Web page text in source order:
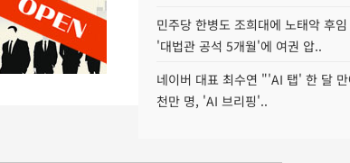
민주당 한병도 조희대에 노태악 후
'대법관 공석 5개월'에 여권 압..
네이버 대표 최수연 "'AI 탭' 한 달
천만 명, 'AI 브리핑'..